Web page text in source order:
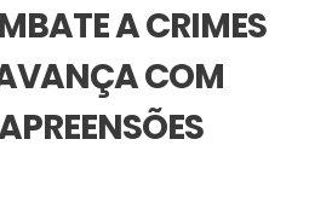
A CRIMES
COM